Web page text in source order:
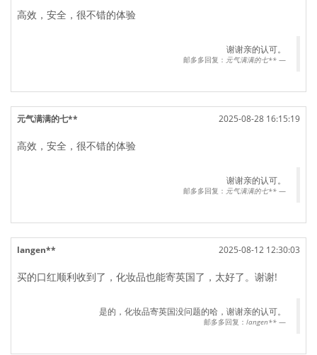
高效，安全，很不错的体验
谢谢亲的认可。
邮多多回复： 元气满满的七**
2025-08-28 16:15:19
元气满满的七**
高效，安全，很不错的体验
谢谢亲的认可。
邮多多回复： 元气满满的七**
2025-08-12 12:30:03
langen**
买的口红顺利收到了，化妆品也能寄英国了，太好了。谢谢!
是的，化妆品寄英国没问题的哈，谢谢亲的认可。
邮多多回复： langen**